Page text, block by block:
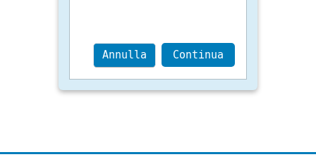
Annulla Continua